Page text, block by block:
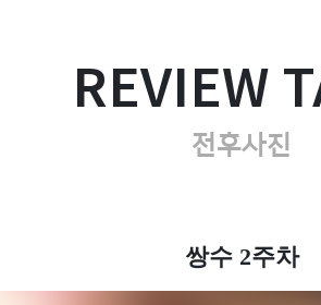
REVIEW
전후사진
쌍수 2주차